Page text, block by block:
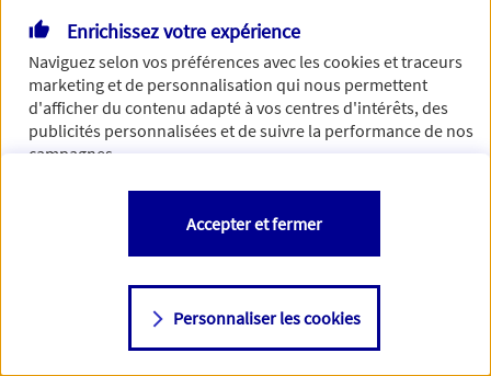
Enrichissez votre expérience
Naviguez selon vos préférences avec lescookies et traceurs
marketing et de personnalisation qui nous permettent
d'afficher du contenu adapté à vos centres d'intérêts, des
publicités personnalisées et de suivre la performance de nos
campagnes.
Vous êtes libre de les accepter, de les refuser comme de
changer d'avis à tout moment en allant sur
Consulter notre politique decookies
Personnaliser les cookies
Accepter et fermer